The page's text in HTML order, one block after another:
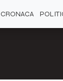
CRONACA